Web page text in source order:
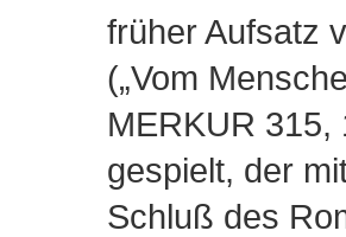
früher Aufsatz
(„Vom
MERKUR 315,
gespielt, der
Schluß des